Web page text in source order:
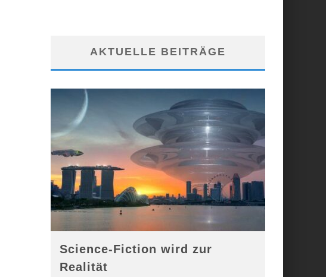
AKTUELLE BEITRÄGE
Science-Fiction wird zur
Realität